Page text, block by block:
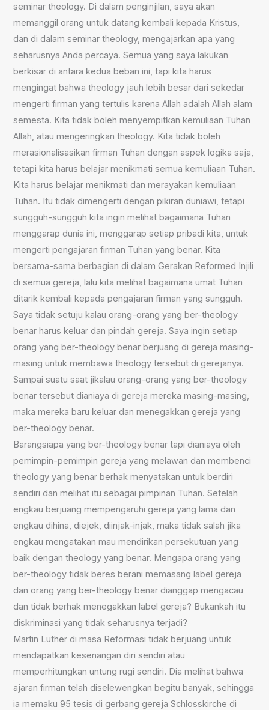
seminar theology. Di dalam penginjilan, saya akan
memanggil orang untuk datang kembali kepada Kristus,
dan di dalam seminar theology, mengajarkan apa yang
seharusnya Anda percaya. Semua yang saya lakukan
berkisar di antara kedua beban ini, tapi kita harus
mengingat bahwa theology jauh lebih besar dari sekedar
mengerti firman yang tertulis karena Allah adalah Allah alam
semesta. Kita tidak boleh menyempitkan kemuliaan Tuhan
Allah, atau mengeringkan theology. Kita tidak boleh
merasionalisasikan firman Tuhan dengan aspek logika saja,
tetapi kita harus belajar menikmati semua kemuliaan Tuhan.
Kita harus belajar menikmati dan merayakan kemuliaan
Tuhan. Itu tidak dimengerti dengan pikiran duniawi, tetapi
sungguh-sungguh kita ingin melihat bagaimana Tuhan
menggarap dunia ini, menggarap setiap pribadi kita, untuk
mengerti pengajaran firman Tuhan yang benar. Kita
bersama-sama berbagian di dalam Gerakan Reformed Injili
di semua gereja, lalu kita melihat bagaimana umat Tuhan
ditarik kembali kepada pengajaran firman yang sungguh.
Saya tidak setuju kalau orang-orang yang ber-theology
benar harus keluar dan pindah gereja. Saya ingin setiap
orang yang ber-theology benar berjuang di gereja masing-
masing untuk membawa theology tersebut di gerejanya.
Sampai suatu saat jikalau orang-orang yang ber-theology
benar tersebut dianiaya di gereja mereka masing-masing,
maka mereka baru keluar dan menegakkan gereja yang
ber-theology benar.
Barangsiapa yang ber-theology benar tapi dianiaya oleh
pemimpin-pemimpin gereja yang melawan dan membenci
theology yang benar berhak menyatakan untuk berdiri
sendiri dan melihat itu sebagai pimpinan Tuhan. Setelah
engkau berjuang mempengaruhi gereja yang lama dan
engkau dihina, diejek, diinjak-injak, maka tidak salah jika
engkau mengatakan mau mendirikan persekutuan yang
baik dengan theology yang benar. Mengapa orang yang
ber-theology tidak beres berani memasang label gereja
dan orang yang ber-theology benar dianggap mengacau
dan tidak berhak menegakkan label gereja? Bukankah itu
diskriminasi yang tidak seharusnya terjadi?
Martin Luther di masa Reformasi tidak berjuang untuk
mendapatkan kesenangan diri sendiri atau
memperhitungkan untung rugi sendiri. Dia melihat bahwa
ajaran firman telah diselewengkan begitu banyak, sehingga
ia memaku 95 tesis di gerbang gereja Schlosskirche di